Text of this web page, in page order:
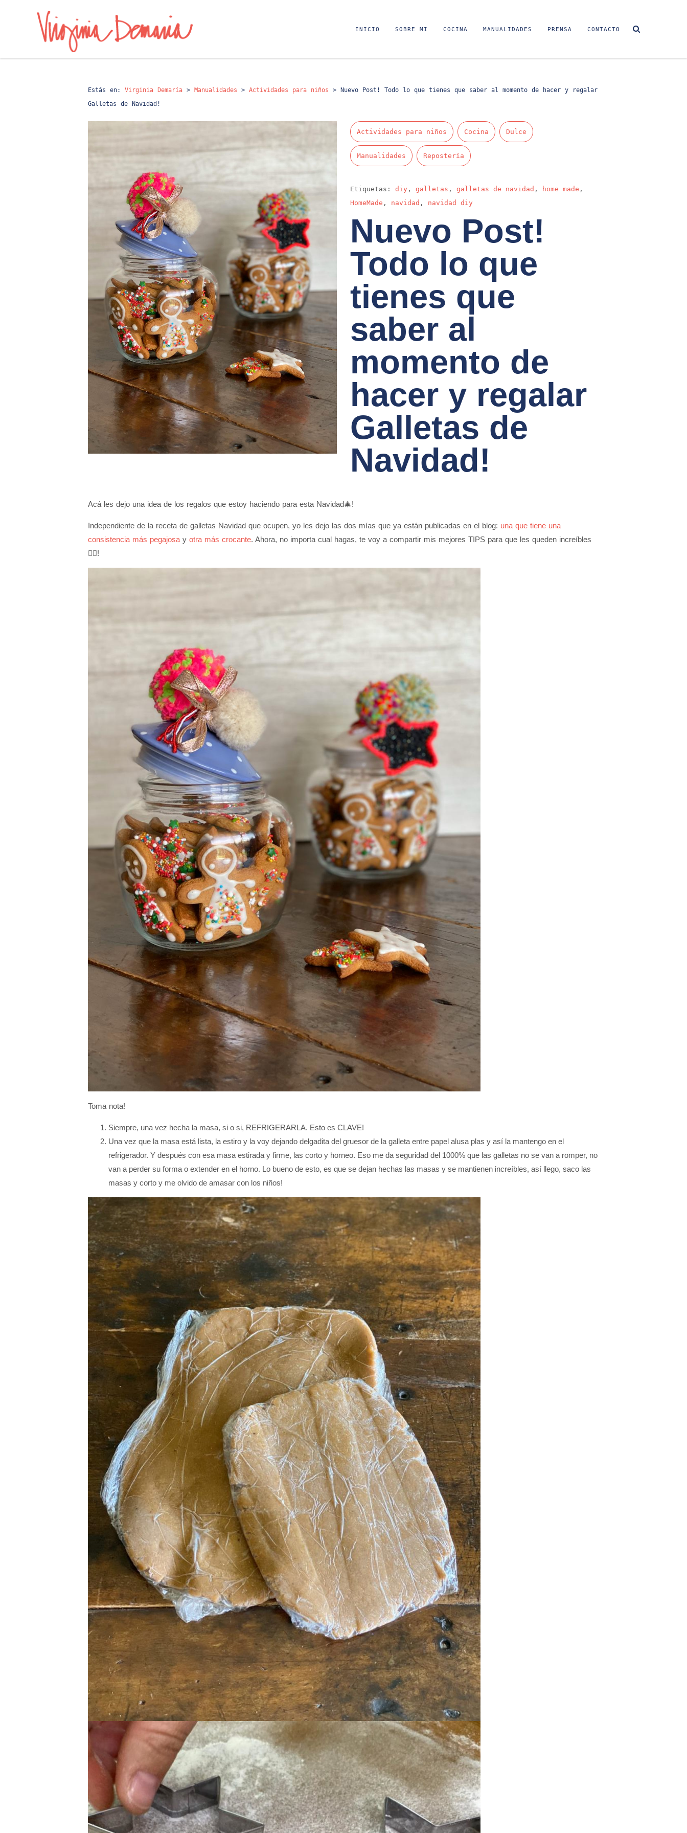
INICIO SOBRE MI COCINA MANUALIDADES PRENSA CONTACTO
Estás en: Virginia Demaría > Manualidades > Actividades para niños >
Nuevo Post! Todo lo que tienes que saber al momento de hacer y regalar
Galletas de Navidad!
Actividades para niños Cocina Dulce
Manualidades Repostería
Etiquetas: diy , galletas , galletas de navidad , home made ,
HomeMade , navidad , navidad diy
Nuevo Post!
Todo lo que
tienes que
saber al
momento de
hacer y regalar
Galletas de
Navidad!
Acá les dejo una idea de los regalos que estoy haciendo para esta Navidad🎄!
Independiente de la receta de galletas Navidad que ocupen, yo les dejo las dos mías que ya están publicadas en el blog: una que tiene una
consistencia más pegajosa y otra más crocante. Ahora, no importa cual hagas, te voy a compartir mis mejores TIPS para que les queden increíbles
👌🏼!
Toma nota!
Siempre, una vez hecha la masa, si o si, REFRIGERARLA. Esto es CLAVE!
Una vez que la masa está lista, la estiro y la voy dejando delgadita del gruesor de la galleta entre papel alusa plas y así la mantengo en el
refrigerador. Y después con esa masa estirada y firme, las corto y horneo. Eso me da seguridad del 1000% que las galletas no se van a romper, no
van a perder su forma o extender en el horno. Lo bueno de esto, es que se dejan hechas las masas y se mantienen increíbles, así llego, saco las
masas y corto y me olvido de amasar con los niños!